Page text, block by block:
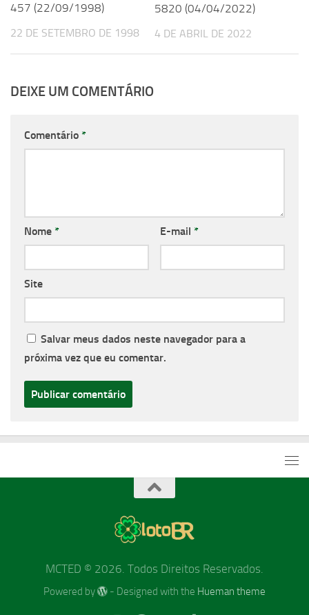
457 (22/09/1998)
22 DE SETEMBRO DE 1998
5820 (04/04/2022)
4 DE ABRIL DE 2022
DEIXE UM COMENTÁRIO
Comentário *
Nome * E-mail *
Site
Salvar meus dados neste navegador para a
próxima vez que eu comentar.
MCTED © 2026. Todos Direitos Reservados.
Powered by - Designed with the Hueman theme